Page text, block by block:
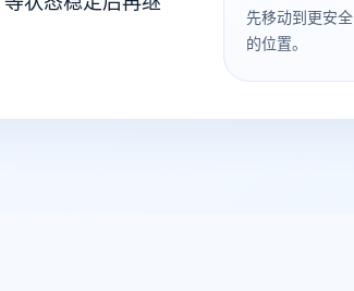
先移动到更安全
的位置。